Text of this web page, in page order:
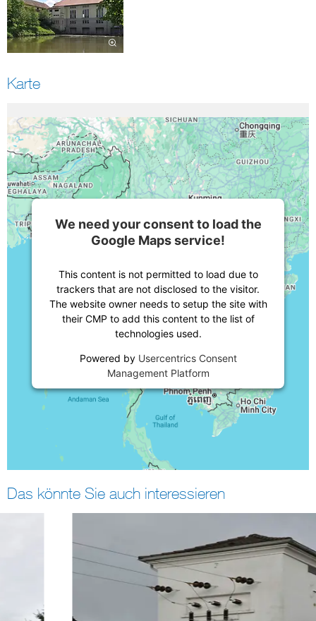
Karte
We need your consent to load the
Google Maps service!
This content is not permitted to load due to
trackers that are not disclosed to the visitor.
The website owner needs to setup the site with
their CMP to add this content to the list of
technologies used.
Powered by Usercentrics Consent
Management Platform
Das könnte Sie auch interessieren